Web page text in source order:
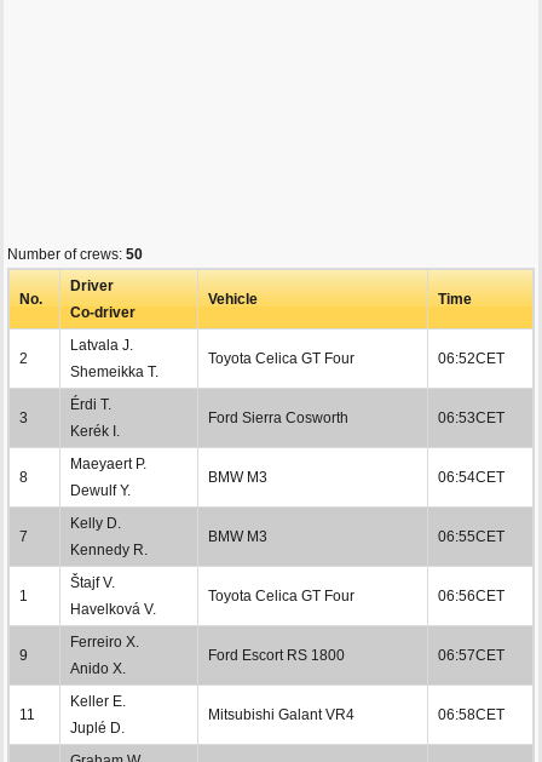
Number of crews: 50
No.
Driver
Co-driver
Vehicle Time
2
Latvala J.
Shemeikka T.
Toyota Celica GT Four 06:52CET
3
Érdi T.
Kerék I.
Ford Sierra Cosworth 06:53CET
8
Maeyaert P.
Dewulf Y.
BMW M3 06:54CET
7
Kelly D.
Kennedy R.
BMW M3 06:55CET
1
Štajf V.
Havelková V.
Toyota Celica GT Four 06:56CET
9
Ferreiro X.
Anido X.
Ford Escort RS 1800 06:57CET
11
Keller E.
Juplé D.
Mitsubishi Galant VR4 06:58CET